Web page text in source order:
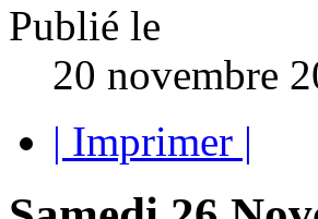
Publié le
20 novembre
| Imprimer |